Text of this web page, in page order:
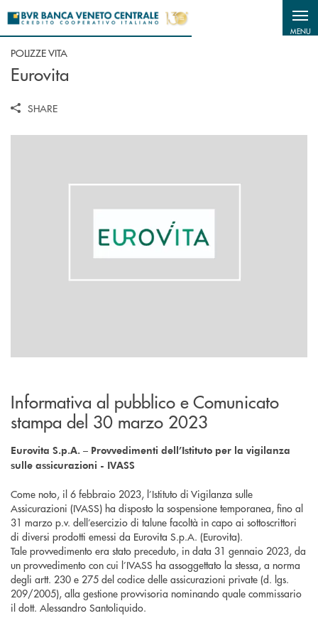
MENU
POLIZZE VITA
Eurovita
SHARE
Informativa al pubblico e Comunicato
stampa del 30 marzo 2023
Eurovita S.p.A. – Provvedimenti dell’Istituto per la vigilanza
sulle assicurazioni - IVASS
Come noto, il 6 febbraio 2023, l’Istituto di Vigilanza sulle
Assicurazioni (IVASS) ha disposto la sospensione temporanea, fino al
31 marzo p.v. dell’esercizio di talune facoltà in capo ai sottoscrittori
di diversi prodotti emessi da Eurovita S.p.A. (Eurovita).
Tale provvedimento era stato preceduto, in data 31 gennaio 2023, da
un provvedimento con cui l’IVASS ha assoggettato la stessa, a norma
degli artt. 230 e 275 del codice delle assicurazioni private (d. lgs.
209/2005), alla gestione provvisoria nominando quale commissario
il dott. Alessandro Santoliquido.